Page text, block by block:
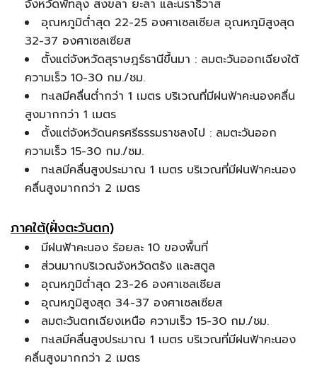
จังหวัดพัทลุง สงขลา ยะลา และนราธิวาส
อุณหภูมิต่ำสุด 22-25 องศาเซลเซียส อุณหภูมิสูงสุด
32-37 องศาเซลเซียส
ตั้งแต่จังหวัดสุราษฎร์ธานีขึ้นมา : ลมตะวันออกเฉียงใต้
ความเร็ว 10-30 กม./ชม.
ทะเลมีคลื่นต่ำกว่า 1 เมตร บริเวณที่มีฝนฟ้าคะนองคลื่น
สูงมากกว่า 1 เมตร
ตั้งแต่จังหวัดนครศรีธรรมราชลงไป : ลมตะวันออก
ความเร็ว 15-30 กม./ชม.
ทะเลมีคลื่นสูงประมาณ 1 เมตร บริเวณที่มีฝนฟ้าคะนอง
คลื่นสูงมากกว่า 2 เมตร
ภาคใต้(ฝั่งตะวันตก)
มีฝนฟ้าคะนอง ร้อยละ 10 ของพื้นที่
ส่วนมากบริเวณจังหวัดตรัง และสตูล
อุณหภูมิต่ำสุด 23-26 องศาเซลเซียส
อุณหภูมิสูงสุด 34-37 องศาเซลเซียส
ลมตะวันตกเฉียงเหนือ ความเร็ว 15-30 กม./ชม.
ทะเลมีคลื่นสูงประมาณ 1 เมตร บริเวณที่มีฝนฟ้าคะนอง
คลื่นสูงมากกว่า 2 เมตร